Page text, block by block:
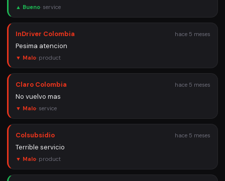
▲ Bueno· service
InDriver Colombia hace 5 meses
Pesima atencion
▼ Malo· product
Claro Colombia hace 5 meses
No vuelvo mas
▼ Malo· service
Colsubsidio hace 5 meses
Terrible servicio
▼ Malo· product